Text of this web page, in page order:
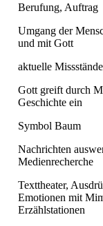
Berufung, Auftrag
Umgang der
und mit Gott
aktuelle Missstände
Gott greift durch
Geschichte ein
Symbol Baum
Nachrichten
Medienrecherche
Texttheater,
Emotionen mit
Erzählstationen